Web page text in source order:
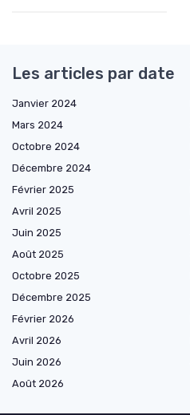
Les articles par date
Janvier 2024
Mars 2024
Octobre 2024
Décembre 2024
Février 2025
Avril 2025
Juin 2025
Août 2025
Octobre 2025
Décembre 2025
Février 2026
Avril 2026
Juin 2026
Août 2026